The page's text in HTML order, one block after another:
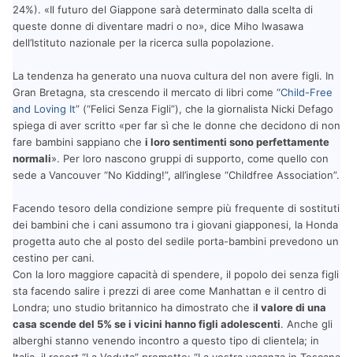
24%). «Il futuro del Giappone sarà determinato dalla scelta di
queste donne di diventare madri o no», dice Miho Iwasawa
dell’Istituto nazionale per la ricerca sulla popolazione.
La tendenza ha generato una nuova cultura del non avere figli. In
Gran Bretagna, sta crescendo il mercato di libri come “Child-Free
and Loving It” (“Felici Senza Figli”), che la giornalista Nicki Defago
spiega di aver scritto «per far sì che le donne che decidono di non
fare bambini sappiano che i loro sentimenti sono perfettamente
normali». Per loro nascono gruppi di supporto, come quello con
sede a Vancouver “No Kidding!”, all’inglese “Childfree Association”.
Facendo tesoro della condizione sempre più frequente di sostituti
dei bambini che i cani assumono tra i giovani giapponesi, la Honda
progetta auto che al posto del sedile porta-bambini prevedono un
cestino per cani.
Con la loro maggiore capacità di spendere, il popolo dei senza figli
sta facendo salire i prezzi di aree come Manhattan e il centro di
Londra; uno studio britannico ha dimostrato che il valore di una
casa scende del 5% se i vicini hanno figli adolescenti. Anche gli
alberghi stanno venendo incontro a questo tipo di clientela; in